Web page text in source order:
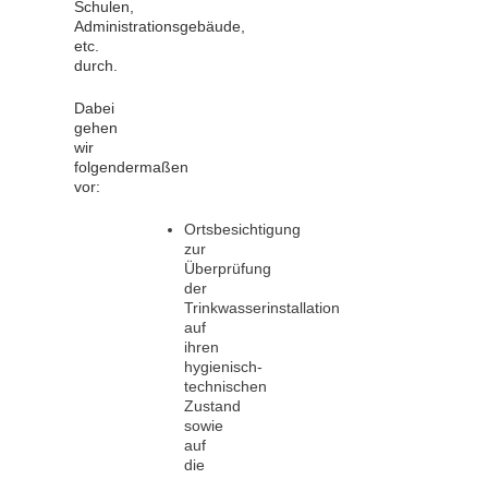
Schulen,
Administrationsgebäude,
etc.
durch.
Dabei
gehen
wir
folgendermaßen
vor:
Ortsbesichtigung
zur
Überprüfung
der
Trinkwasserinstallation
auf
ihren
hygienisch-
technischen
Zustand
sowie
auf
die